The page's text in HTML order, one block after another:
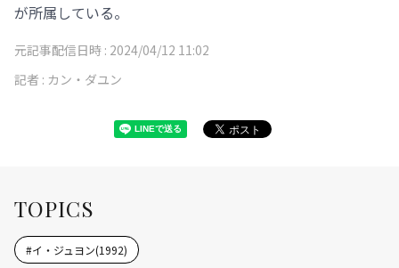
が所属している。
元記事配信日時 : 2024/04/12 11:02
記者 : カン・ダユン
TOPICS
#イ・ジュヨン(1992)